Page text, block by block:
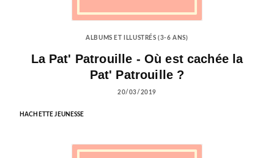
ALBUMS ET ILLUSTRÉS (3-6 ANS)
La Pat' Patrouille - Où est cachée la
Pat' Patrouille ?
20/03/2019
HACHETTE JEUNESSE